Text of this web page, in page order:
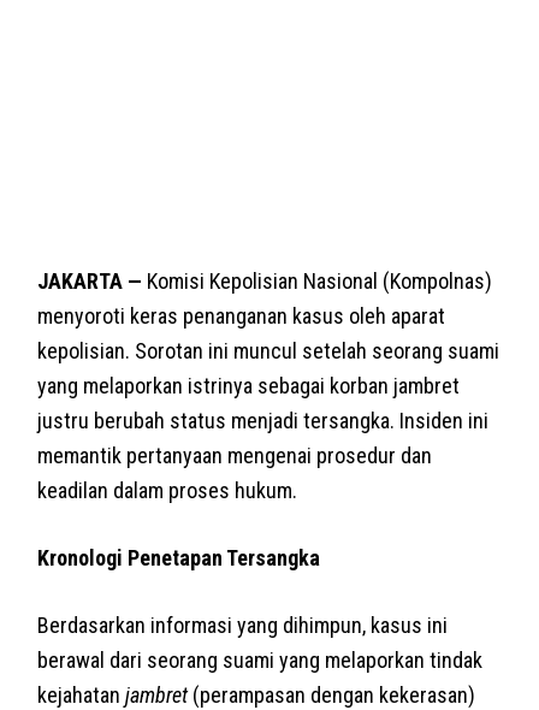
JAKARTA — Komisi Kepolisian Nasional (Kompolnas)
menyoroti keras penanganan kasus oleh aparat
kepolisian. Sorotan ini muncul setelah seorang suami
yang melaporkan istrinya sebagai korban jambret
justru berubah status menjadi tersangka. Insiden ini
memantik pertanyaan mengenai prosedur dan
keadilan dalam proses hukum.
Kronologi Penetapan Tersangka
Berdasarkan informasi yang dihimpun, kasus ini
berawal dari seorang suami yang melaporkan tindak
kejahatanjambret(perampasan dengan kekerasan)